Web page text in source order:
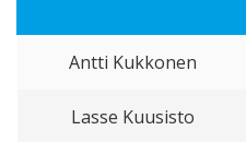
Antti Kukkonen
Lasse Kuusisto